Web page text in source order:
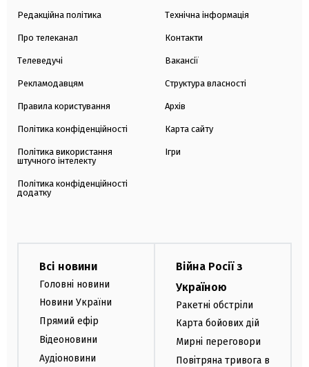
Редакційна політика
Про телеканал
Телеведучі
Рекламодавцям
Правила користування
Політика конфіденційності
Політика використання
штучного інтелекту
Політика конфіденційності
додатку
Технічна інформація
Контакти
Вакансії
Структура власності
Архів
Карта сайту
Ігри
Всі новини
Головні новини
Новини України
Прямий ефір
Відеоновини
Аудіоновини
Війна Росії з
Україною
Ракетні обстріли
Карта бойових дій
Мирні переговори
Повітряна тривога в